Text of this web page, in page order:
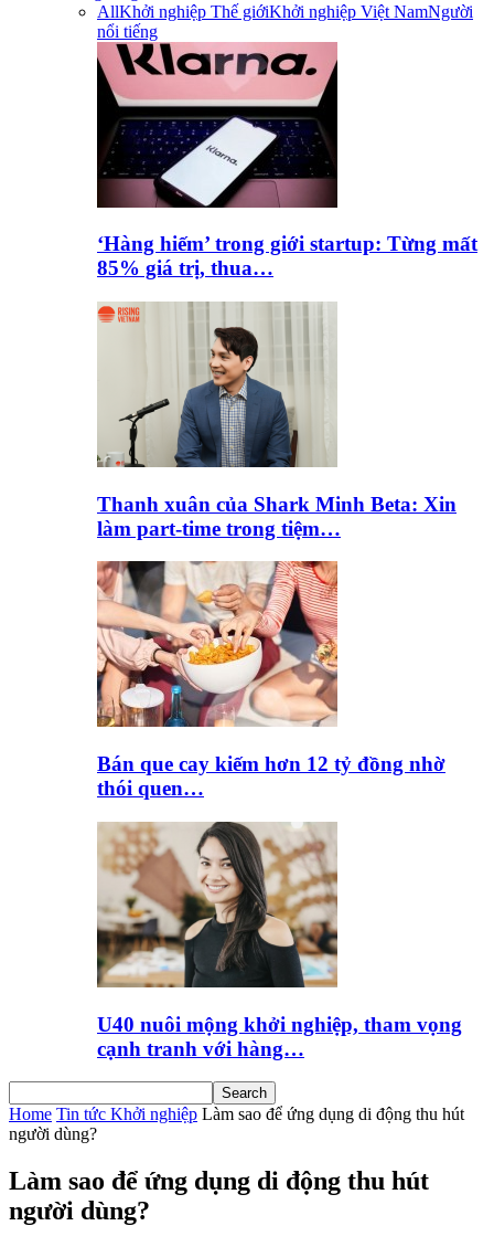
AllKhởi nghiệp Thế giớiKhởi nghiệp Việt NamNgười
nổi tiếng
‘Hàng hiếm’ trong giới startup: Từng mất
85% giá trị, thua…
Thanh xuân của Shark Minh Beta: Xin
làm part-time trong tiệm…
Bán que cay kiếm hơn 12 tỷ đồng nhờ
thói quen…
U40 nuôi mộng khởi nghiệp, tham vọng
cạnh tranh với hàng…
Home Tin tức Khởi nghiệp Làm sao để ứng dụng di động thu hút
người dùng?
Làm sao để ứng dụng di động thu hút
người dùng?